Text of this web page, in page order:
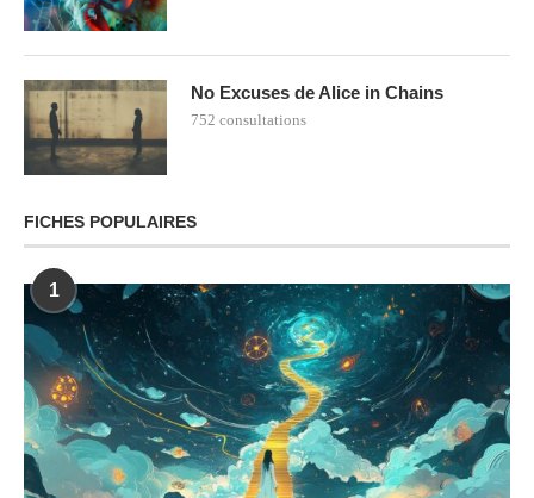
No Excuses de Alice in Chains
752 consultations
FICHES POPULAIRES
1